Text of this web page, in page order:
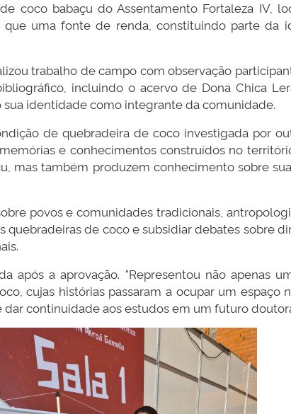
coco babaçu do Assentamento Fortaleza IV,
que uma fonte de renda, constituindo parte da
trabalho de campo com observação
incluindo o acervo de Dona Chica
identidade como integrante da comunidade.
de quebradeira de coco investigada por
e conhecimentos construídos no
mas também produzem conhecimento sobre
povos e comunidades tradicionais,
de coco e subsidiar debates sobre
após a aprovação. "Representou não apenas
cujas histórias passaram a ocupar um espaço
continuidade aos estudos em um futuro